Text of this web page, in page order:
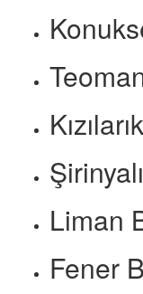
Liman
Fener